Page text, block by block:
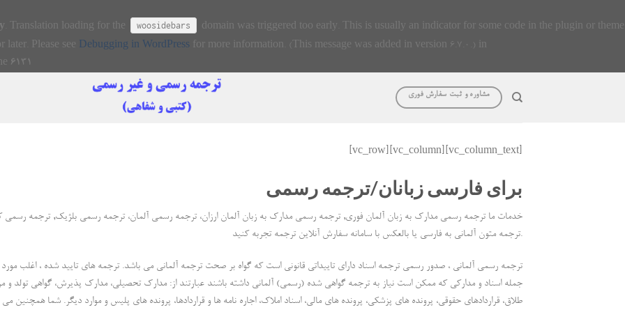
. Translation loading for the woosidebars
domain was triggered too early. This is usually an indicator for some code in the plugin or theme
later. Please see Debugging in WordPress for more information. (This message was added in version 6.7.0.) in
6131
مشاوره و ثبت سفارش فوری
[vc_row][vc_column][vc_column_text]
برای فارسی زبانان/ترجمه رسمی
خدمات ما ترجمه رسمی مدارک به زبان آلمان فوری, ترجمه رسمی مدارک به زبان آلمان ارزان، ترجمه رسمی آلمان، ترجمه رسمی بلژیک, ترجمه
ترجمه متون آلمانی به فارسی یا بالعکس با سامانه سفارش آنلاین ترجمه تجربه کنید.
ترجمه رسمی آلمانی ، صدور رسمی ترجمه اسناد دارای تاییداتی قانونی است که گواه بر صحت ترجمه آلمانی می باشد. ترجمه های تایید شده ، اغلب مورد
جمله اسناد و مدارکی که ممکن است نیاز به ترجمه گواهی شده (رسمی) آلمانی داشته باشند عبارتند از: مدارک تحصیلی، مدارک پذیرش، گواهی تولد و
طلاق، قراردادهای حقوقی، پرونده های پزشکی، پرونده های مالی، اسناد املاک، اجاره نامه ها و قراردادها، پرونده های پلیس و موارد دیگر. شما همچنین